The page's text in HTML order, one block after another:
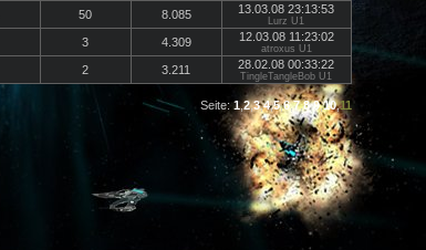
50 8.085 13.03.08 23:13:53
Lurz U1
3 4.309 12.03.08 11:23:02
atroxus U1
2 3.211 28.02.08 00:33:22
TingleTangleBob U1
Seite:1,2,3,4,5,6,7,8,9,10,11